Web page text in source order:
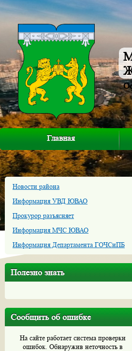
Главная
Новости района
Информация УВД ЮВАО
Прокурор разъясняет
Информация МЧС ЮВАО
Информация Департамента ГОЧСиПБ
Полезно знать
Сообщить об ошибке
На сайте работает система проверки
ошибок. Обнаружив неточность в